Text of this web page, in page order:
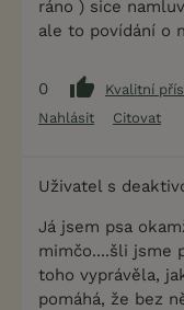
ráno ) sice
ale to povídání o
0
Kvalitní
Nahlásit
Citovat
Uživatel s
Já jsem psa
mimčo....šli jsme
toho vyprávěla,
pomáhá, že bez